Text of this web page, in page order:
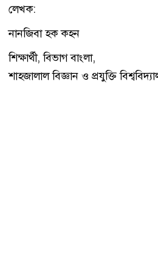
লেখক:
নানজিবা হক কহন
শিক্ষার্থী, বিভাগ বাংলা,
শাহজালাল বিজ্ঞান ও প্রযুক্তি